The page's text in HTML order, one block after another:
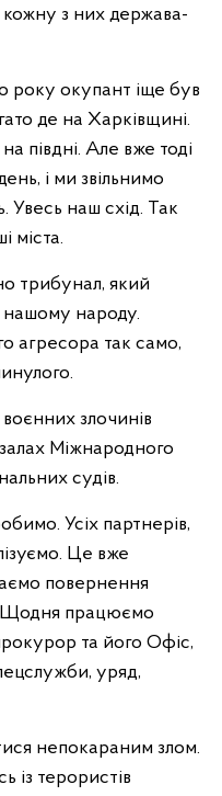
кожну з них держава-
року окупант іще був
де на Харківщині.
півдні. Але вже тоді
і ми звільнимо
Увесь наш схід. Так
міста.
трибунал, який
нашому народу.
агресора так само,
злочинів
Міжнародного
судів.
Усіх партнерів,
Це вже
повернення
Щодня працюємо
та його Офіс,
уряд,
непокараним злом.
із терористів